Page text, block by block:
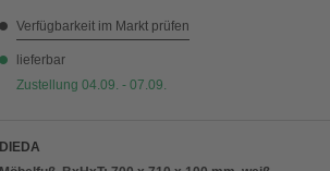
Verfügbarkeit im Markt prüfen
lieferbar
Zustellung 04.09. - 07.09.
DIEDA